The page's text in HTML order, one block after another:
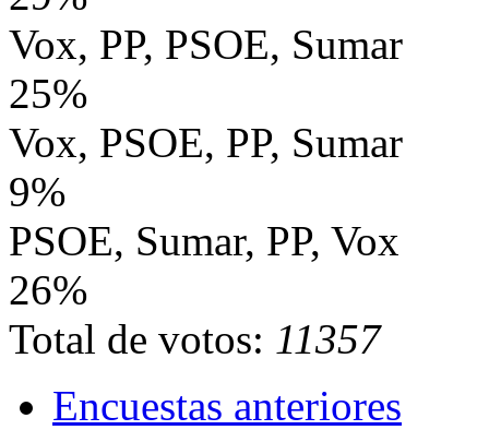
Vox, PP, PSOE, Sumar
25%
Vox, PSOE, PP, Sumar
9%
PSOE, Sumar, PP, Vox
26%
Total de votos: 11357
Encuestas anteriores